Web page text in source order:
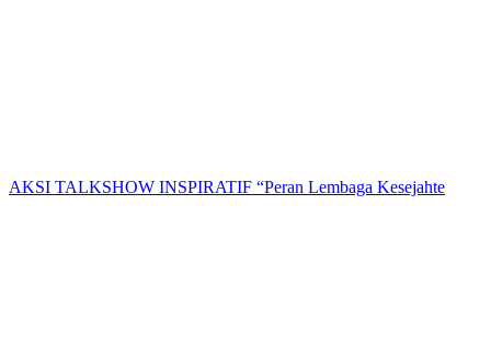
AKSI TALKSHOW INSPIRATIF “Peran Lembaga Kesejahte